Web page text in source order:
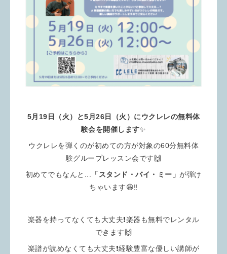
5月19日（火）と5月26日（火）にウクレレの無料体
験会を開催します✨
ウクレレを弾くのが初めての方が対象の60分無料体
験グループレッスン会です🙌
初めてでもなんと...
「スタンド・バイ・ミー」 が弾け
ちゃいます😆‼️
楽器を持ってなくても大丈夫❗️楽器も無料でレンタル
できます🙌
楽譜が読めなくても大丈夫❗️経験豊富な優しい講師が